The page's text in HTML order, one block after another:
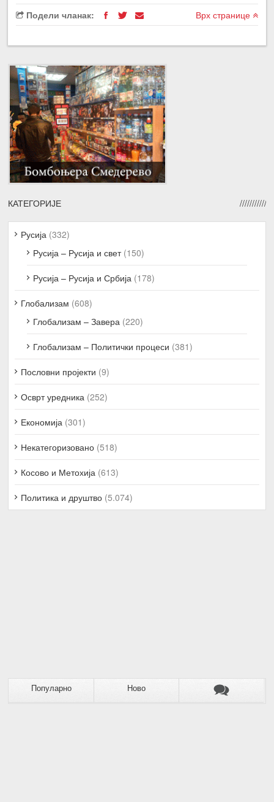
Подели чланак: Врх странице
КАТЕГОРИЈЕ
Русија (332)
Русија – Русија и свет(150)
Русија – Русија и Србија (178)
Глобализам (608)
Глобализам – Завера (220)
Глобализам – Политички процеси (381)
Пословни пројекти (9)
Осврт уредника (252)
Економија (301)
Некатегоризовано (518)
Косово и Метохија (613)
Политика и друштво (5.074)
Популарно Ново